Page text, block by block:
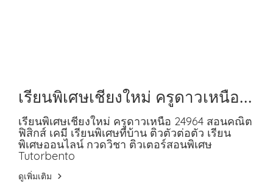
เรียนพิเศษเชียงใหม่ ครูดาวเหนือ
24964 สอนคณิต ฟิสิกส์ เคมี
เรียนพิเศษเชียงใหม่ ครูดาวเหนือ 24964 สอนคณิต
ฟิสิกส์ เคมี เรียนพิเศษที่บ้าน ติวตัวต่อตัว เรียน
พิเศษออนไลน์ กวดวิชา ติวเตอร์สอนพิเศษ
Tutorbento
ดูเพิ่มเติม